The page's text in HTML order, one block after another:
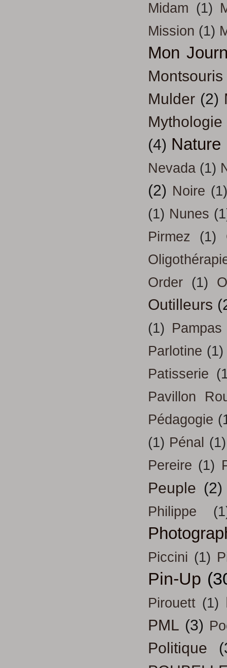
Midam (1)
Mission (1)
Mon
Montsouris
Mulder (2)
Mythologie
(4) Nature
Nevada (1)
(2) Noire
(1) Nunes
Pirmez
(1)
Order (1)
Outilleurs
(1) Pampas
Parlotine (1)
Patisserie
Pavillon
Pédagogie
(1) Pénal (1)
Pereire (1)
Peuple (2)
Philippe
Piccini (1)
Pin-Up
Pirouett (1)
PML (3)
Politique